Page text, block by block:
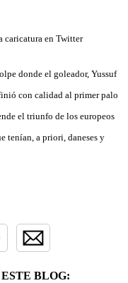
donde el goleador, Yussuf
con calidad al primer palo
el triunfo de los europeos
tenían, a priori, daneses y
BLOG: